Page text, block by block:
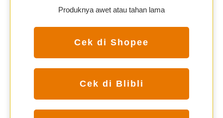
Produknya awet atau tahan lama
Cek di Shopee
Cek di Blibli